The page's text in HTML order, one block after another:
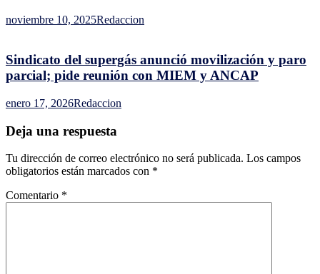
noviembre 10, 2025Redaccion
Sindicato del supergás anunció movilización y paro
parcial; pide reunión con MIEM y ANCAP
enero 17, 2026Redaccion
Deja una respuesta
Tu dirección de correo electrónico no será publicada. Los campos
obligatorios están marcados con *
Comentario *